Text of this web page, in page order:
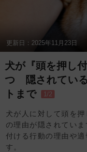
更新日： 2025年11月23日
犬が『頭を押し
つ 隠されてい
トまで
1/2
犬が人に対して頭を
の理由が隠されてい
付ける行動の理由や
す。